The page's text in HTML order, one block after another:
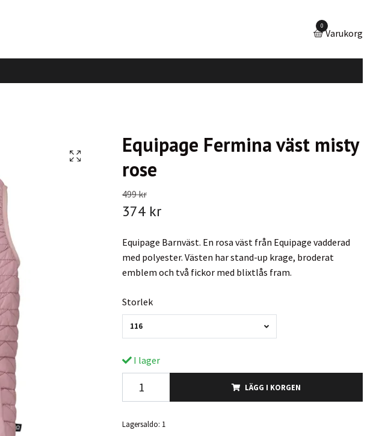
0
Varukorg
Equipage Fermina väst misty
rose
499 kr
374 kr
Equipage Barnväst. En rosa väst från Equipage vadderad
med polyester. Västen har stand-up krage, broderat
emblem och två fickor med blixtlås fram.
Storlek
116
I lager
LÄGG I KORGEN
Lagersaldo: 1